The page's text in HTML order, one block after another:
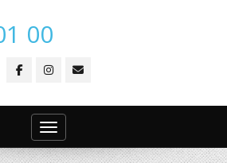
00
Toggle navigation